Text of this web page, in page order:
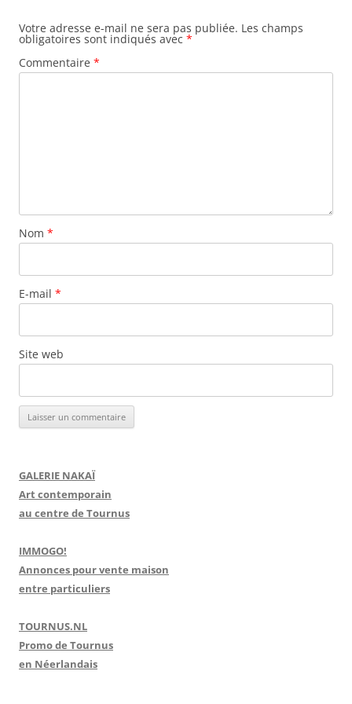
Votre adresse e-mail ne sera pas publiée. Les champs
obligatoires sont indiqués avec *
Commentaire *
Nom *
E-mail *
Site web
GALERIE NAKAÏ
Art contemporain
au centre de Tournus
IMMOGO!
Annonces pour vente maison
entre particuliers
TOURNUS.NL
Promo de Tournus
en Néerlandais